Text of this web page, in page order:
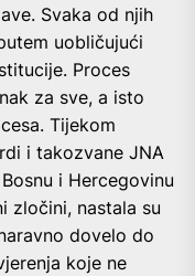
Svaka od njih
uobličujući
Proces
za sve, a isto
Tijekom
i takozvane JNA
i Hercegovinu
zločini, nastala su
dovelo do
koje ne